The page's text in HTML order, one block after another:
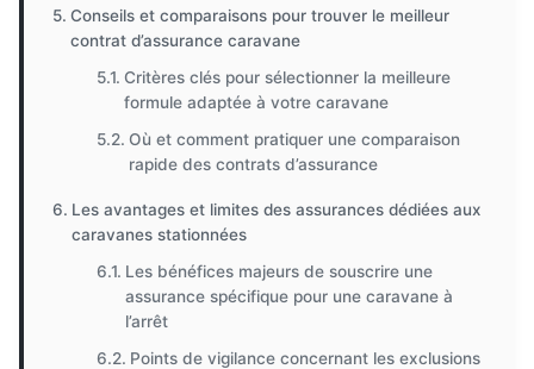
Conseils et comparaisons pour trouver le meilleur
contrat d’assurance caravane
Critères clés pour sélectionner la meilleure
formule adaptée à votre caravane
Où et comment pratiquer une comparaison
rapide des contrats d’assurance
Les avantages et limites des assurances dédiées aux
caravanes stationnées
Les bénéfices majeurs de souscrire une
assurance spécifique pour une caravane à
l’arrêt
Points de vigilance concernant les exclusions